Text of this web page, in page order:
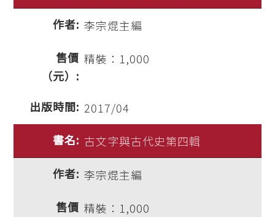
李宗焜主編
精裝：1,000
2017/04
古文字與古代史第四輯
李宗焜主編
精裝：1,000